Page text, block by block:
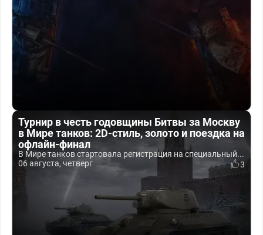
Турнир в честь годовщины Битвы за Москву
в Мире танков: 2D-стиль, золото и поездка на
офлайн-финал
В Мире танков стартовала регистрация на специальный...
06 августа, четверг
3